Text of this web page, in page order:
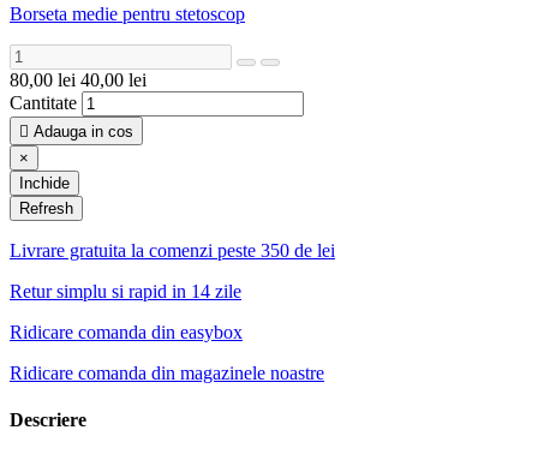
Borseta medie pentru stetoscop
80,00 lei 40,00 lei
Cantitate
 Adauga in cos
×
Inchide
Livrare gratuita la comenzi peste 350 de lei
Retur simplu si rapid in 14 zile
Ridicare comanda din easybox
Ridicare comanda din magazinele noastre
Descriere